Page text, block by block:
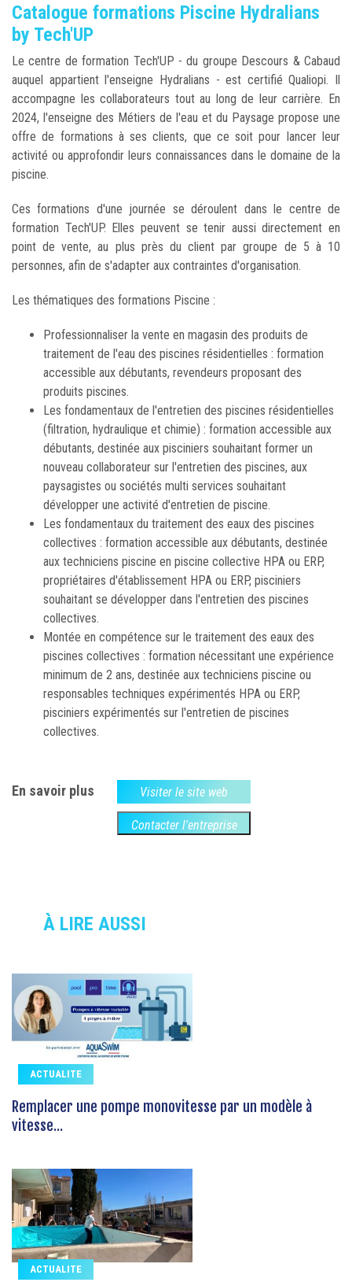
Catalogue formations Piscine Hydralians
by Tech'UP
Le centre de formation Tech'UP - du groupe Descours & Cabaud
auquel appartient l'enseigne Hydralians - est certifié Qualiopi. Il
accompagne les collaborateurs tout au long de leur carrière. En
2024, l'enseigne des Métiers de l'eau et du Paysage propose une
offre de formations à ses clients, que ce soit pour lancer leur
activité ou approfondir leurs connaissances dans le domaine de la
piscine.
Ces formations d'une journée se déroulent dans le centre de
formation Tech'UP. Elles peuvent se tenir aussi directement en
point de vente, au plus près du client par groupe de 5 à 10
personnes, afin de s'adapter aux contraintes d'organisation.
Les thématiques des formations Piscine :
Professionnaliser la vente en magasin des produits de
traitement de l'eau des piscines résidentielles : formation
accessible aux débutants, revendeurs proposant des
produits piscines.
Les fondamentaux de l'entretien des piscines résidentielles
(filtration, hydraulique et chimie) : formation accessible aux
débutants, destinée aux pisciniers souhaitant former un
nouveau collaborateur sur l'entretien des piscines, aux
paysagistes ou sociétés multi services souhaitant
développer une activité d'entretien de piscine.
Les fondamentaux du traitement des eaux des piscines
collectives : formation accessible aux débutants, destinée
aux techniciens piscine en piscine collective HPA ou ERP,
propriétaires d'établissement HPA ou ERP, pisciniers
souhaitant se développer dans l'entretien des piscines
collectives.
Montée en compétence sur le traitement des eaux des
piscines collectives : formation nécessitant une expérience
minimum de 2 ans, destinée aux techniciens piscine ou
responsables techniques expérimentés HPA ou ERP,
pisciniers expérimentés sur l'entretien de piscines
collectives.
En savoir plus Visiter le site web
Contacter l'entreprise
À LIRE AUSSI
ACTUALITE
Remplacer une pompe monovitesse par un modèle à
vitesse...
ACTUALITE